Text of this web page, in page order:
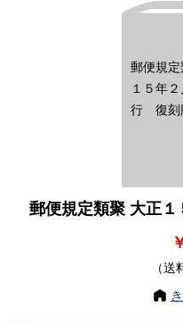
郵便規
１５年
行 復刻
郵便規定類聚 大正
（送